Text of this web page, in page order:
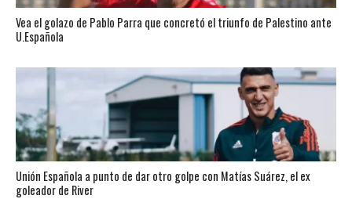
Vea el golazo de Pablo Parra que concretó el triunfo de Palestino ante
U.Española
Unión Española a punto de dar otro golpe con Matías Suárez, el ex
goleador de River